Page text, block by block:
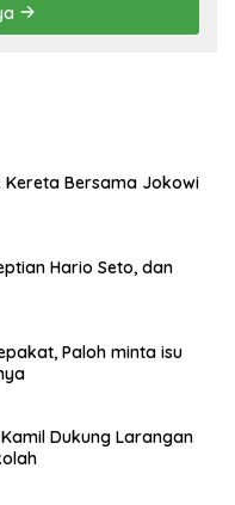
Kereta Bersama Jokowi
Hario Seto, dan
Paloh minta isu
Dukung Larangan